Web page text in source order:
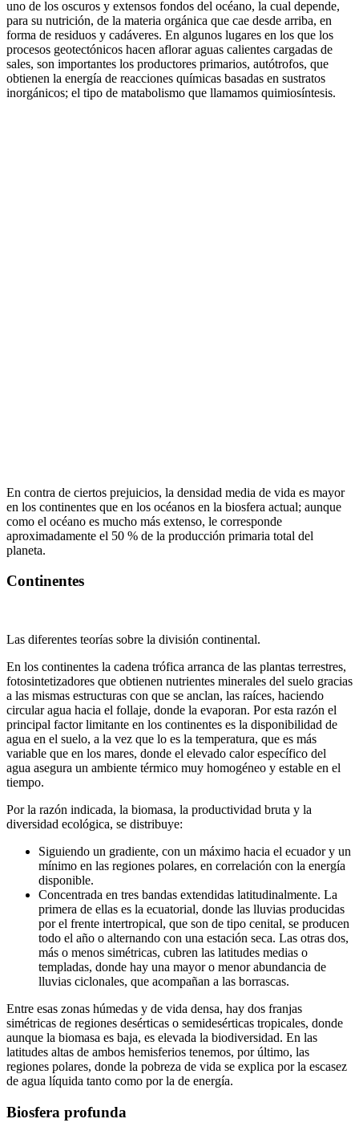
uno de los oscuros y extensos fondos del océano, la cual depende,
para su nutrición, de la materia orgánica que cae desde arriba, en
forma de residuos y cadáveres. En algunos lugares en los que los
procesos geotectónicos hacen aflorar aguas calientes cargadas de
sales, son importantes los productores primarios, autótrofos, que
obtienen la energía de reacciones químicas basadas en sustratos
inorgánicos; el tipo de matabolismo que llamamos quimiosíntesis.
En contra de ciertos prejuicios, la densidad media de vida es mayor
en los continentes que en los océanos en la biosfera actual; aunque
como el océano es mucho más extenso, le corresponde
aproximadamente el 50 % de la producción primaria total del
planeta.
Continentes
Las diferentes teorías sobre la división continental.
En los continentes la cadena trófica arranca de las plantas terrestres,
fotosintetizadores que obtienen nutrientes minerales del suelo gracias
a las mismas estructuras con que se anclan, las raíces, haciendo
circular agua hacia el follaje, donde la evaporan. Por esta razón el
principal factor limitante en los continentes es la disponibilidad de
agua en el suelo, a la vez que lo es la temperatura, que es más
variable que en los mares, donde el elevado calor específico del
agua asegura un ambiente térmico muy homogéneo y estable en el
tiempo.
Por la razón indicada, la biomasa, la productividad bruta y la
diversidad ecológica, se distribuye:
Siguiendo un gradiente, con un máximo hacia el ecuador y un
mínimo en las regiones polares, en correlación con la energía
disponible.
Concentrada en tres bandas extendidas latitudinalmente. La
primera de ellas es la ecuatorial, donde las lluvias producidas
por el frente intertropical, que son de tipo cenital, se producen
todo el año o alternando con una estación seca. Las otras dos,
más o menos simétricas, cubren las latitudes medias o
templadas, donde hay una mayor o menor abundancia de
lluvias ciclonales, que acompañan a las borrascas.
Entre esas zonas húmedas y de vida densa, hay dos franjas
simétricas de regiones desérticas o semidesérticas tropicales, donde
aunque la biomasa es baja, es elevada la biodiversidad. En las
latitudes altas de ambos hemisferios tenemos, por último, las
regiones polares, donde la pobreza de vida se explica por la escasez
de agua líquida tanto como por la de energía.
Biosfera profunda